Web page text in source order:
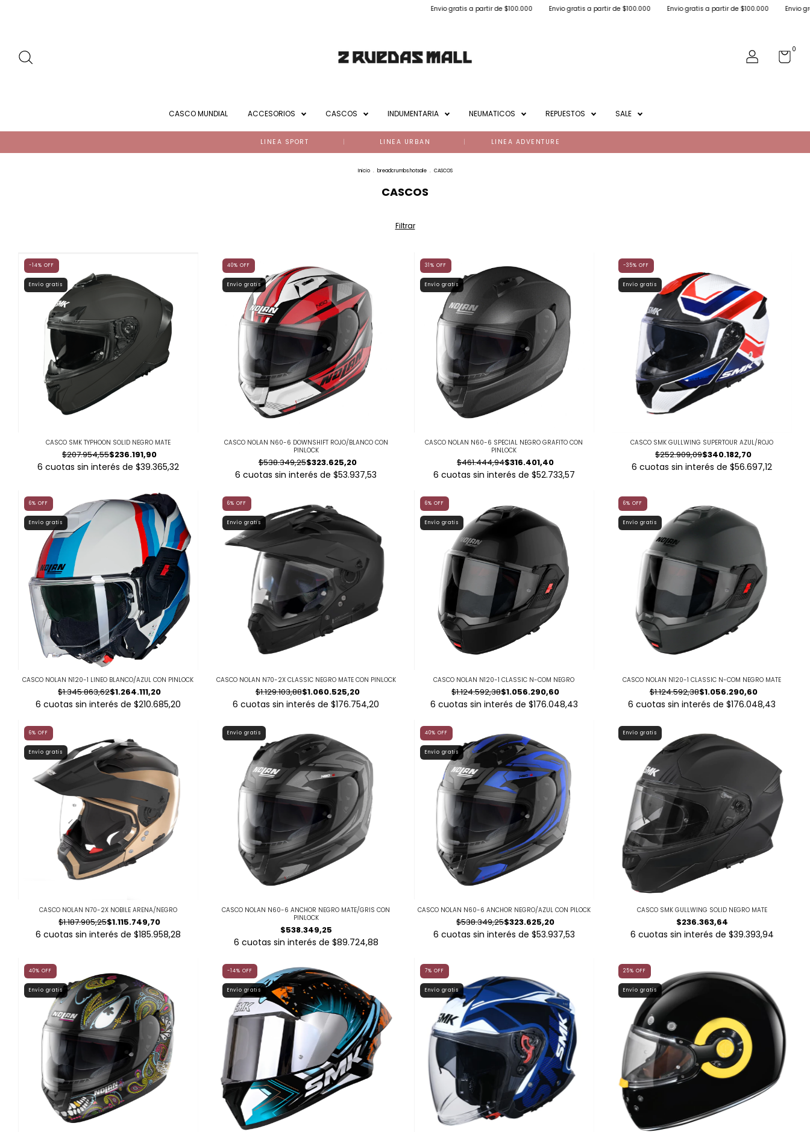
Envio gratis a partir de $100.000 Envio gratis a partir de $100.000 Envio gratis a partir de $100.000 Envio gratis a partir de
0
CASCO MUNDIAL ACCESORIOS CASCOS INDUMENTARIA NEUMATICOS REPUESTOS SALE
LINEA ADVENTURE
LINEA SPORT LINEA URBAN
Inicio . breadcrumbs.hotsale . CASCOS
CASCOS
Filtrar
-14% OFF
Envío gratis
CASCO SMK TYPHOON SOLID NEGRO MATE
$236.191,90
$207.954,55
6 cuotas sin interés de $39.365,32
40% OFF
Envío gratis
CASCO NOLAN N60-6 DOWNSHIFT ROJO/BLANCO CON
PINLOCK
$323.625,20
$538.349,25
6 cuotas sin interés de$53.937,53
31 % OFF
Envío gratis
CASCO NOLAN N60-6 SPECIAL NEGRO GRAFITO CON
PINLOCK
$316.401,40
$461.444,94
6 cuotas sin interés de $52.733,57
-35% OFF
Envío gratis
CASCO SMK GULLWING SUPERTOUR AZUL/ROJO
$340.182,70
$252.909,09
6 cuotas sin interés de$56.697,12
6% OFF
Envío gratis
CASCO NOLAN N120-1 LINEO BLANCO/AZUL CON PINLOCK
$1.264.111,20
$1.345.863,62
6 cuotas sin interés de $210.685,20
6% OFF
Envío gratis
CASCO NOLAN N70-2X CLASSIC NEGRO MATE CON PINLOCK
$1.060.525,20
$1.129.103,88
6 cuotas sin interés de$176.754,20
6% OFF
Envío gratis
CASCO NOLAN N120-1 CLASSIC N-COM NEGRO
$1.056.290,60
$1.124.592,38
6 cuotas sin interés de $176.048,43
6% OFF
Envío gratis
CASCO NOLAN N120-1 CLASSIC N-COM NEGRO MATE
$1.056.290,60
$1.124.592,38
6 cuotas sin interés de$176.048,43
6% OFF
Envío gratis
CASCO NOLAN N70-2X NOBILE ARENA/NEGRO
$1.115.749,70
$1.187.905,25
6 cuotas sin interés de $185.958,28
Envío gratis
CASCO NOLAN N60-6 ANCHOR NEGRO MATE/GRIS CON
PINLOCK
$538.349,25
6 cuotas sin interés de $89.724,88
40% OFF
Envío gratis
CASCO NOLAN N60-6 ANCHOR NEGRO/AZUL CON PILOCK
$323.625,20
$538.349,25
6 cuotas sin interés de $53.937,53
Envío gratis
CASCO SMK GULLWING SOLID NEGRO MATE
$236.363,64
6 cuotas sin interés de $39.393,94
40% OFF
Envío gratis
-14% OFF
Envío gratis
7% OFF
Envío gratis
25% OFF
Envío gratis